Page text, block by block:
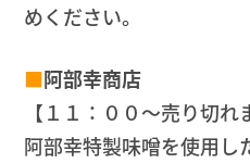
めください。
■阿部幸商店
【１１：００～売り切れ
阿部幸特製味噌を使用し